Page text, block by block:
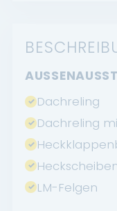
Dachreling
Dachreling
LM-Felgen